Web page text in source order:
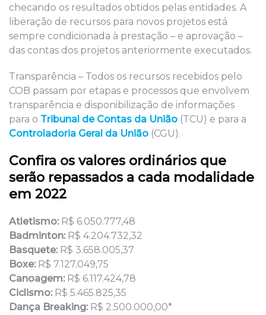
checando os resultados obtidos pelas entidades. A
liberação de recursos para novos projetos está
sempre condicionada à prestação – e aprovação –
das contas dos projetos anteriormente executados.
Transparência – Todos os recursos recebidos pelo
COB passam por etapas e processos que envolvem
transparência e disponibilização de informações
para o Tribunal de Contas da União (TCU) e para a
Controladoria Geral da União (CGU).
Confira os valores ordinários que
serão repassados a cada modalidade
em 2022
Atletismo: R$ 6.050.777,48
Badminton: R$ 4.204.732,32
Basquete: R$ 3.658.005,37
Boxe: R$ 7.127.049,75
Canoagem: R$ 6.117.424,78
Ciclismo: R$ 5.465.825,35
Dança Breaking: R$ 2.500.000,00*